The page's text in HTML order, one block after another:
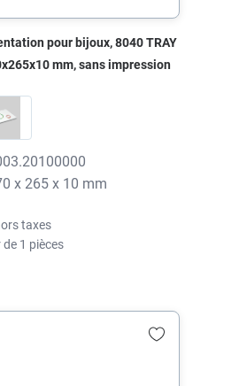
pour bijoux, 8040 TRAY
mm, sans impression
x 265 x 10 mm
taxes
1 pièces